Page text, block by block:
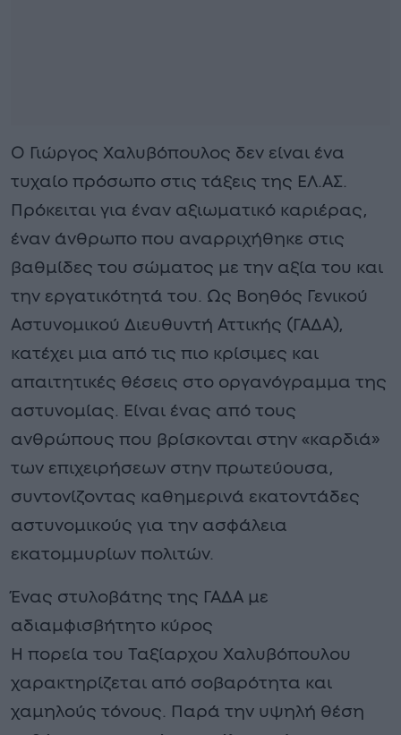
Ο Γιώργος Χαλυβόπουλος δεν είναι ένα
τυχαίο πρόσωπο στις τάξεις της ΕΛ.ΑΣ.
Πρόκειται για έναν αξιωματικό καριέρας,
έναν άνθρωπο που αναρριχήθηκε στις
βαθμίδες του σώματος με την αξία του και
την εργατικότητά του. Ως Βοηθός Γενικού
Αστυνομικού Διευθυντή Αττικής (ΓΑΔΑ),
κατέχει μια από τις πιο κρίσιμες και
απαιτητικές θέσεις στο οργανόγραμμα της
αστυνομίας. Είναι ένας από τους
ανθρώπους που βρίσκονται στην «καρδιά»
των επιχειρήσεων στην πρωτεύουσα,
συντονίζοντας καθημερινά εκατοντάδες
αστυνομικούς για την ασφάλεια
εκατομμυρίων πολιτών.
Ένας στυλοβάτης της ΓΑΔΑ με
αδιαμφισβήτητο κύρος
Η πορεία του Ταξίαρχου Χαλυβόπουλου
χαρακτηρίζεται από σοβαρότητα και
χαμηλούς τόνους. Παρά την υψηλή θέση